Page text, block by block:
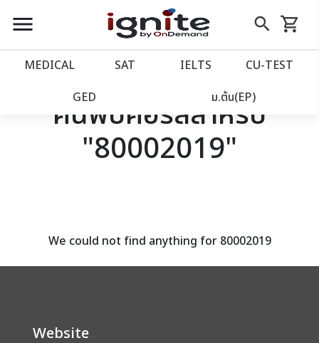
close
account_balance หน้าแรก
เว็บไซต์อิกไนท์
โปรโมชั่น
assignment ลงทะเบียน
menu search
Skip
to
shopping_cart
รถเข็น
MEDICAL SAT IELTS CU‑TEST
GED ม.ต้น(EP)
ค้นพบคอร์สสำหรับ
"80002019"
We could not find anything for 80002019
Website